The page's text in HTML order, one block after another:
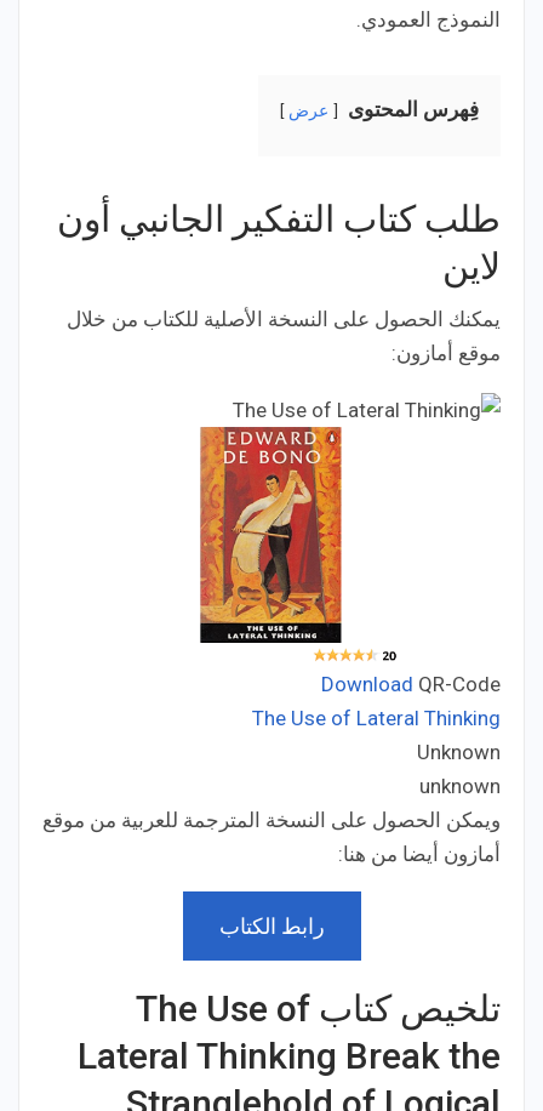
النموذج العمودي.
فِهرس المحتوى عرض
طلب كتاب التفكير الجانبي أون
لاين
يمكنك الحصول على النسخة الأصلية للكتاب من خلال
موقع أمازون:
Download QR-Code
The Use of Lateral Thinking
Unknown
unknown
ويمكن الحصول على النسخة المترجمة للعربية من موقع
أمازون أيضا من هنا:
رابط الكتاب
تلخيص كتاب The Use of
Lateral Thinking Break the